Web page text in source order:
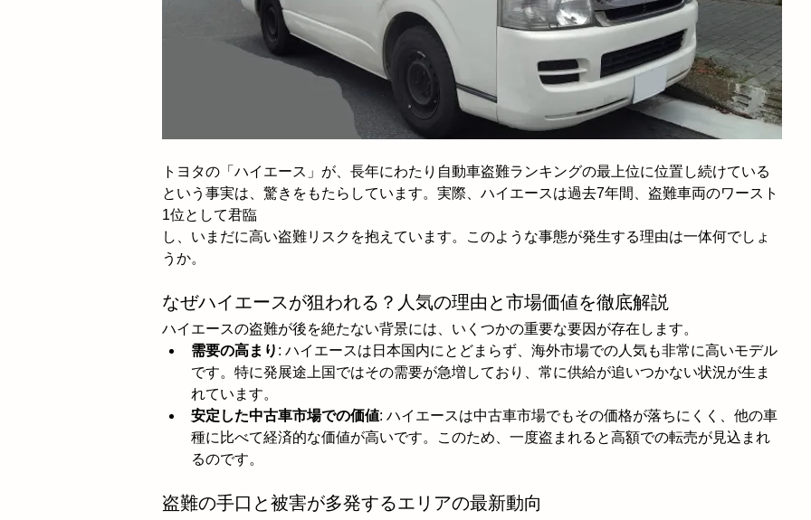
トヨタの「ハイエース」が、長年にわたり自動車盗難ランキングの最上位に位置し続けている
という事実は、驚きをもたらしています。実際、ハイエースは過去7年間、盗難車両のワースト
1位として君臨
し、いまだに高い盗難リスクを抱えています。このような事態が発生する理由は一体何でしょ
うか。
なぜハイエースが狙われる？人気の理由と市場価値を徹底解説
ハイエースの盗難が後を絶たない背景には、いくつかの重要な要因が存在します。
需要の高まり : ハイエースは日本国内にとどまらず、海外市場での人気も非常に高いモデル
です。特に発展途上国ではその需要が急増しており、常に供給が追いつかない状況が生ま
れています。
安定した中古車市場での価値: ハイエースは中古車市場でもその価格が落ちにくく、他の車
種に比べて経済的な価値が高いです。このため、一度盗まれると高額での転売が見込まれ
るのです。
盗難の手口と被害が多発するエリアの最新動向